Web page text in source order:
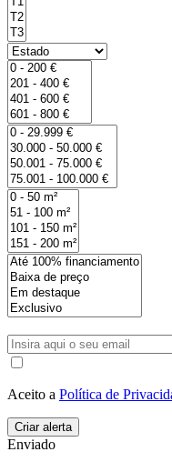
Aceito a Política de
Enviado